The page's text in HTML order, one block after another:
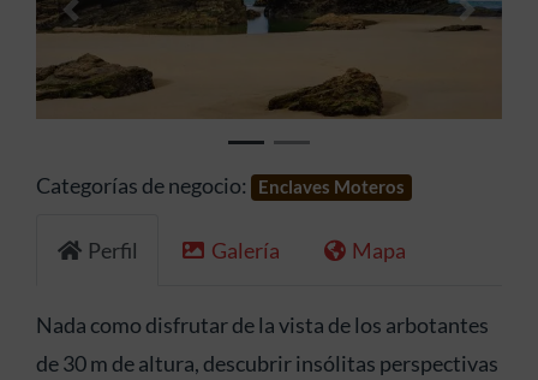
Anterior
Categorías de negocio: Enclaves Moteros
Perfil Galería Mapa
Nada como disfrutar de la vista de los arbotantes
de 30 m de altura, descubrir insólitas perspectivas